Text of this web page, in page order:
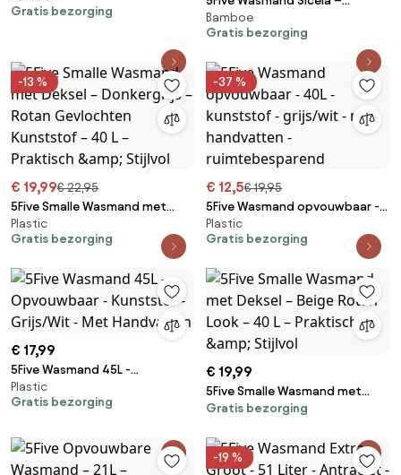
Met Deksel
Gratis bezorging
Bamboe – Met Waszak – 65
Liter – Lichtbruin – Met Deksel
Bamboe
Gratis bezorging
-13 %
€ 19,99€ 22,95
5Five Smalle Wasmand met
Deksel – Donkergrijs – Rotan
Gevlochten Kunststof – 40 L –
Plastic
Gratis bezorging
-37 %
€ 12,5€ 19,95
5Five Wasmand opvouwbaar -
40L - kunststof - grijs/wit -
met handvatten -
Plastic
Gratis bezorging
€ 17,99
5Five Wasmand 45L -
Opvouwbaar - Kunststof -
Grijs/Wit - Met Handvatten
Plastic
Gratis bezorging
€ 19,99
5Five Smalle Wasmand met
Deksel – Beige Rotan Look – 40
Gratis bezorging
-19 %